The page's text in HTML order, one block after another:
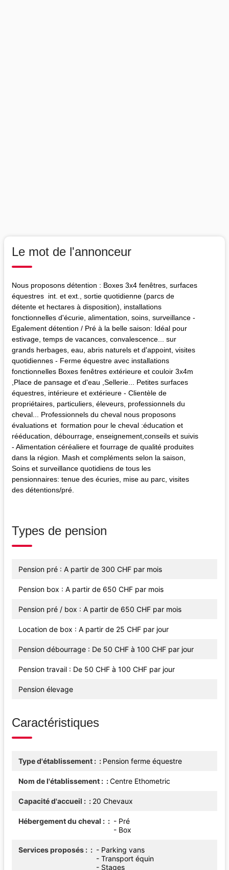
Le mot de l'annonceur
Nous proposons détention : Boxes 3x4 fenêtres, surfaces
équestres int. et ext., sortie quotidienne (parcs de
détente et hectares à disposition), installations
fonctionnelles d'écurie, alimentation, soins, surveillance -
Egalement détention / Pré à la belle saison: Idéal pour
estivage, temps de vacances, convalescence... sur
grands herbages, eau, abris naturels et d'appoint, visites
quotidiennes - Ferme équestre avec installations
fonctionnelles Boxes fenêtres extérieure et couloir 3x4m
,Place de pansage et d'eau ,Sellerie... Petites surfaces
équestres, intérieure et extérieure - Clientèle de
propriétaires, particuliers, éleveurs, professionnels du
cheval... Professionnels du cheval nous proposons
évaluations et formation pour le cheval :éducation et
rééducation, débourrage, enseignement,conseils et suivis
- Alimentation céréaliere et fourrage de qualité produites
dans la région. Mash et compléments selon la saison,
Soins et surveillance quotidiens de tous les
pensionnaires: tenue des écuries, mise au parc, visites
des détentions/pré.
Types de pension
Pension pré : A partir de 300 CHF par mois
Pension box : A partir de 650 CHF par mois
Pension pré / box : A partir de 650 CHF par mois
Location de box : A partir de 25 CHF par jour
Pension débourrage : De 50 CHF à 100 CHF par jour
Pension travail : De 50 CHF à 100 CHF par jour
Pension élevage
Caractéristiques
Type d'établissement : Pension ferme équestre
Nom de l'établissement : Centre Ethometric
Capacité d'accueil : 20 Chevaux
Hébergement du cheval :
- Pré
- Box
Services proposés :
- Parking vans
- Transport équin
- Stages